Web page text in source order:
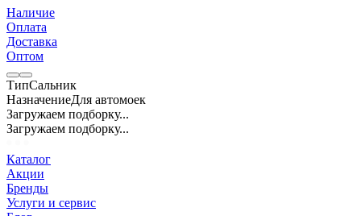
Наличие
Оплата
Доставка
Оптом
ТипСальник
НазначениеДля автомоек
Загружаем подборку...
Загружаем подборку...
Каталог
Акции
Бренды
Услуги и сервис